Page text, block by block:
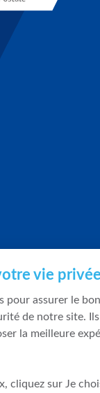
vie privée
pour assurer le bon
de notre site.
la meilleure
cliquez sur Je